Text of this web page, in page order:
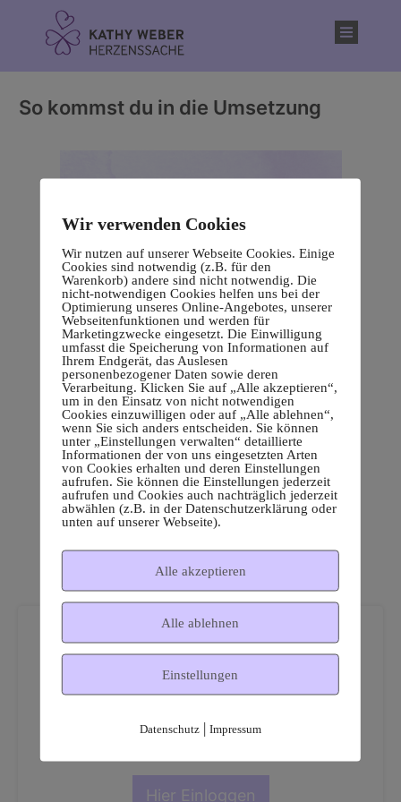
So kommst du in die Umsetzung
Dies ist ein geschützter
Mitgliederbereich!
Hier Einloggen
Wir verwenden Cookies
Wir nutzen auf unserer Webseite Cookies. Einige
Cookies sind notwendig (z.B. für den
Warenkorb) andere sind nicht notwendig. Die
nicht-notwendigen Cookies helfen uns bei der
Optimierung unseres Online-Angebotes, unserer
Webseitenfunktionen und werden für
Marketingzwecke eingesetzt. Die Einwilligung
umfasst die Speicherung von Informationen auf
Ihrem Endgerät, das Auslesen
personenbezogener Daten sowie deren
Verarbeitung. Klicken Sie auf „Alle akzeptieren“,
um in den Einsatz von nicht notwendigen
Cookies einzuwilligen oder auf „Alle ablehnen“,
wenn Sie sich anders entscheiden. Sie können
unter „Einstellungen verwalten“ detaillierte
Informationen der von uns eingesetzten Arten
von Cookies erhalten und deren Einstellungen
aufrufen. Sie können die Einstellungen jederzeit
aufrufen und Cookies auch nachträglich jederzeit
abwählen (z.B. in der Datenschutzerklärung oder
unten auf unserer Webseite).
Alle akzeptieren
Alle ablehnen
Einstellungen
Datenschutz| Impressum